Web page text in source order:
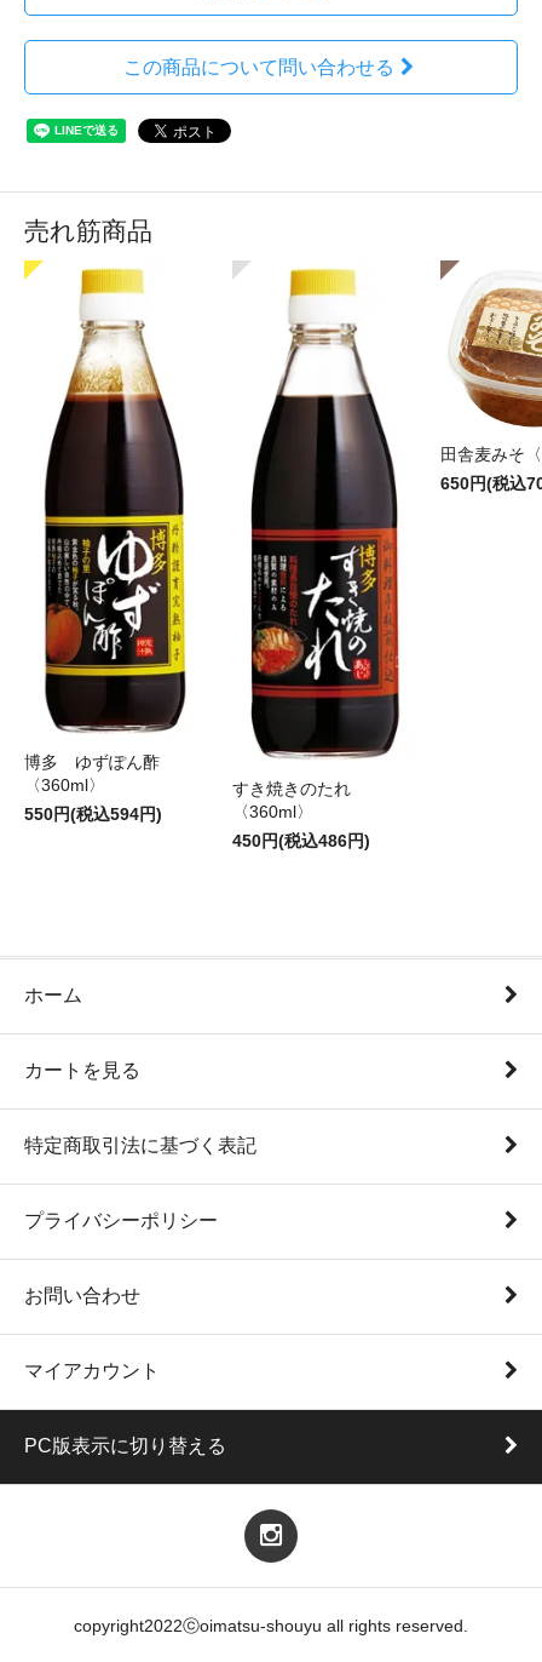
この商品について問い合わせる
売れ筋商品
博多 ゆずぽん酢
〈360ml〉
550円(税込594円)
すき焼きのたれ
〈360ml〉
450円(税込486円)
田舎麦みそ
650円(税込
ホーム
カートを見る
特定商取引法に基づく表記
プライバシーポリシー
お問い合わせ
マイアカウント
PC版表示に切り替える
copyright2022ⓒoimatsu-shouyu all rights reserved.